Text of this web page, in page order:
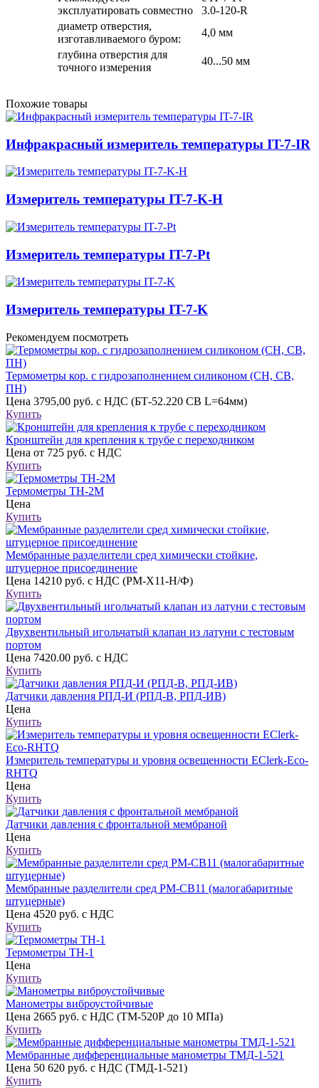
эксплуатировать совместно
3.0-120-R
диаметр отверстия,
изготавливаемого буром:
4,0 мм
глубина отверстия для
точного измерения
40...50 мм
Похожие товары
Инфракрасный измеритель температуры IT-7-IR
Измеритель температуры IT-7-K-H
Измеритель температуры IT-7-Pt
Измеритель температуры IT-7-K
Рекомендуем посмотреть
Термометры кор. с гидрозаполнением силиконом (CH, CB,
ПН)
Цена 3795,00 руб. с НДС (БТ-52.220 СВ L=64мм)
Купить
Кронштейн для крепления к трубе с переходником
Цена от 725 руб. с НДС
Купить
Термометры ТН-2М
Цена
Купить
Мембранные разделители сред химически стойкие,
штуцерное присоединение
Цена 14210 руб. с НДС (РМ-Х11-Н/Ф)
Купить
Двухвентильный игольчатый клапан из латуни с тестовым
портом
Цена 7420.00 руб. с НДС
Купить
Датчики давления РПД-И (РПД-В, РПД-ИВ)
Цена
Купить
Измеритель температуры и уровня освещенности EClerk-Eco-
RHTQ
Цена
Купить
Датчики давления с фронтальной мембраной
Цена
Купить
Мембранные разделители сред РМ-СВ11 (малогабаритные
штуцерные)
Цена 4520 руб. с НДС
Купить
Термометры ТН-1
Цена
Купить
Манометры виброустойчивые
Цена 2665 руб. с НДС (ТМ-520Р до 10 МПа)
Купить
Мембранные дифференциальные манометры ТМД-1-521
Цена 50 620 руб. с НДС (ТМД-1-521)
Купить